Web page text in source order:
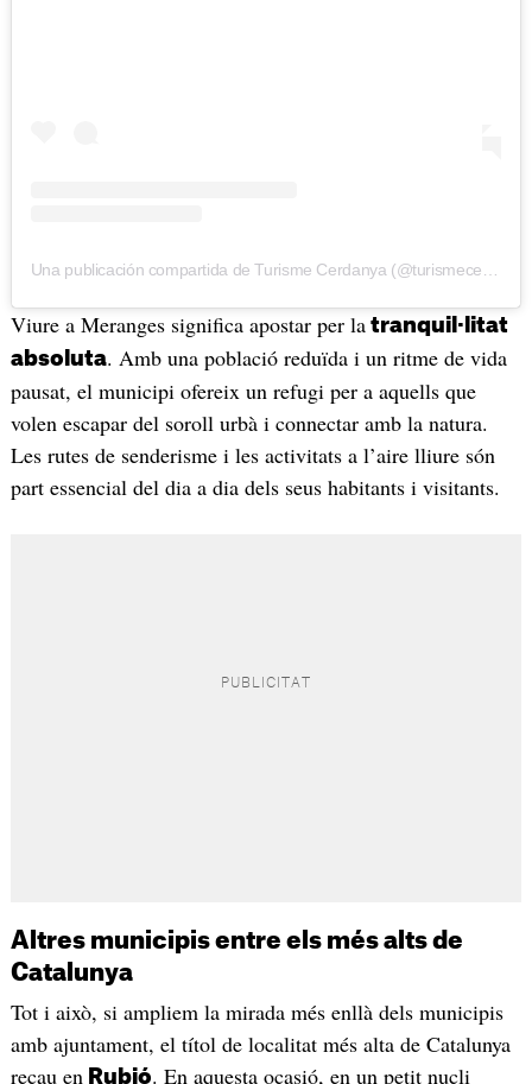
Viure a Meranges significa apostar per latranquil·litat
absoluta. Amb una població reduïda i un ritme de vida
pausat, el municipi ofereix un refugi per a aquells que
volen escapar del soroll urbà i connectar amb la natura.
Les rutes de senderisme i les activitats a l’aire lliure són
part essencial del dia a dia dels seus habitants i visitants.
Altres municipis entre els més alts de
Catalunya
Tot i això, si ampliem la mirada més enllà dels municipis
amb ajuntament, el títol de localitat més alta de Catalunya
recau en Rubió. En aquesta ocasió, en un petit nucli